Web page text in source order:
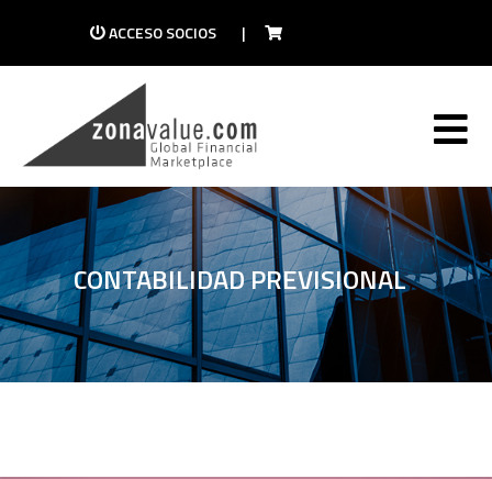
ACCESO SOCIOS |
CONTABILIDAD PREVISIONAL